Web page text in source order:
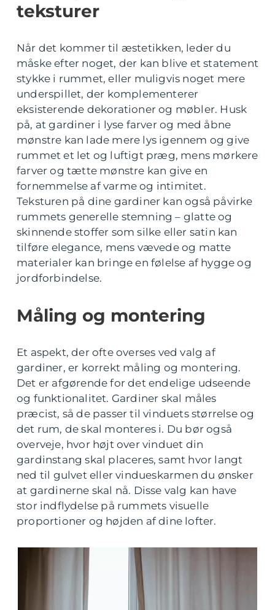
teksturer
Når det kommer til æstetikken, leder du
måske efter noget, der kan blive et statement
stykke i rummet, eller muligvis noget mere
underspillet, der komplementerer
eksisterende dekorationer og møbler. Husk
på, at gardiner i lyse farver og med åbne
mønstre kan lade mere lys igennem og give
rummet et let og luftigt præg, mens mørkere
farver og tætte mønstre kan give en
fornemmelse af varme og intimitet.
Teksturen på dine gardiner kan også påvirke
rummets generelle stemning – glatte og
skinnende stoffer som silke eller satin kan
tilføre elegance, mens vævede og matte
materialer kan bringe en følelse af hygge og
jordforbindelse.
Måling og montering
Et aspekt, der ofte overses ved valg af
gardiner, er korrekt måling og montering.
Det er afgørende for det endelige udseende
og funktionalitet. Gardiner skal måles
præcist, så de passer til vinduets størrelse og
det rum, de skal monteres i. Du bør også
overveje, hvor højt over vinduet din
gardinstang skal placeres, samt hvor langt
ned til gulvet eller vindueskarmen du ønsker
at gardinerne skal nå. Disse valg kan have
stor indflydelse på rummets visuelle
proportioner og højden af dine lofter.